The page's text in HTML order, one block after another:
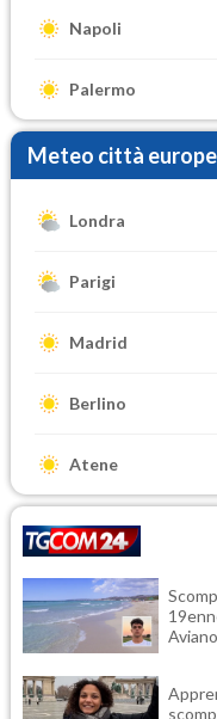
Napoli
Palermo
Meteo città
Londra
Parigi
Madrid
Berlino
Atene